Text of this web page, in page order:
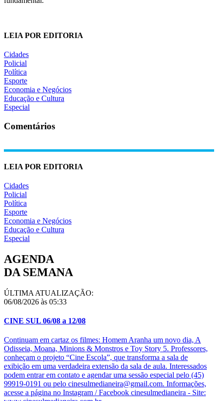
LEIA POR EDITORIA
Cidades
Policial
Política
Esporte
Economia e Negócios
Educação e Cultura
Especial
Comentários
LEIA POR EDITORIA
Cidades
Policial
Política
Esporte
Economia e Negócios
Educação e Cultura
Especial
AGENDA
DA SEMANA
ÚLTIMA ATUALIZAÇÃO:
06/08/2026 às 05:33
CINE SUL 06/08 a 12/08
Continuam em cartaz os filmes: Homem Aranha um novo dia, A
Odisseia, Moana, Minions & Monstros e Toy Story 5. Professores,
conheçam o projeto “Cine Escola”, que transforma a sala de
exibição em uma verdadeira extensão da sala de aula. Interessados
podem entrar em contato e agendar uma sessão especial pelo (45)
99919-0191 ou pelo cinesulmedianeira@gmail.com. Informações,
acesse a página no Instagram / Facebook cinesulmedianeira - Site: